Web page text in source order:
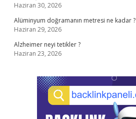
Haziran 30, 2026
Alüminyum doğramanın metresi ne kadar ?
Haziran 29, 2026
Alzheimer neyi tetikler ?
Haziran 23, 2026